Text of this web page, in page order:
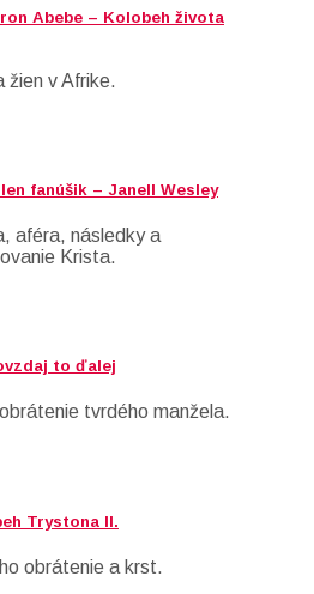
Abebe – Kolobeh života
žien v Afrike.
fanúšik – Janell Wesley
aféra, následky a
Krista.
to ďalej
tvrdého manžela.
Trystona II.
obrátenie a krst.